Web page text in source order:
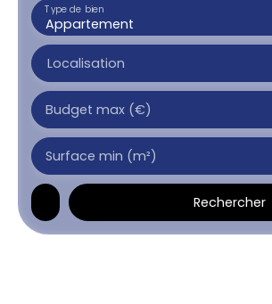
Appartement
Type de bien
Localisation
Budget max (€)
Surface min (m²)
Rechercher